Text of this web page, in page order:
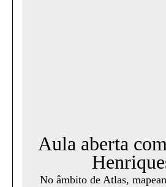
Aula aberta
No âmbito de Atlas,